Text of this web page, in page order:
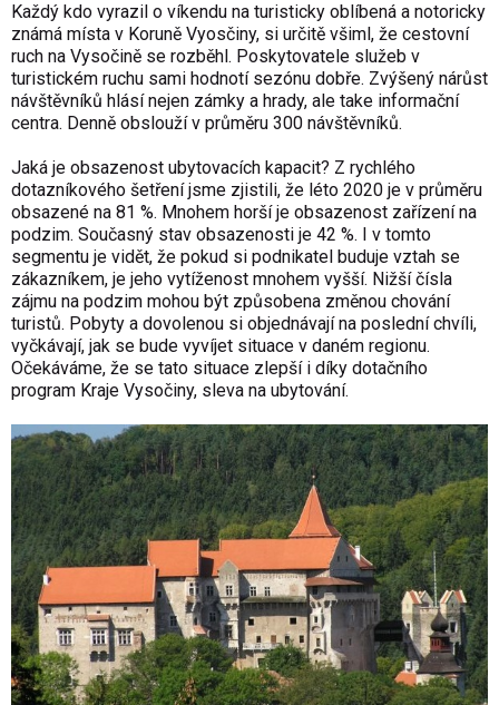
Každý kdo vyrazil o víkendu na turisticky oblíbená a notoricky
známá místa v Koruně Vyosčiny, si určitě všiml, že cestovní
ruch na Vysočině se rozběhl. Poskytovatele služeb v
turistickém ruchu sami hodnotí sezónu dobře. Zvýšený nárůst
návštěvníků hlásí nejen zámky a hrady, ale take informační
centra. Denně obslouží v průměru 300 návštěvníků.
Jaká je obsazenost ubytovacích kapacit? Z rychlého
dotazníkového šetření jsme zjistili, že léto 2020 je v průměru
obsazené na 81 %. Mnohem horší je obsazenost zařízení na
podzim. Současný stav obsazenosti je 42 %. I v tomto
segmentu je vidět, že pokud si podnikatel buduje vztah se
zákazníkem, je jeho vytíženost mnohem vyšší. Nižší čísla
zájmu na podzim mohou být způsobena změnou chování
turistů. Pobyty a dovolenou si objednávají na poslední chvíli,
vyčkávají, jak se bude vyvíjet situace v daném regionu.
Očekáváme, že se tato situace zlepší i díky dotačního
program Kraje Vysočiny, sleva na ubytování.